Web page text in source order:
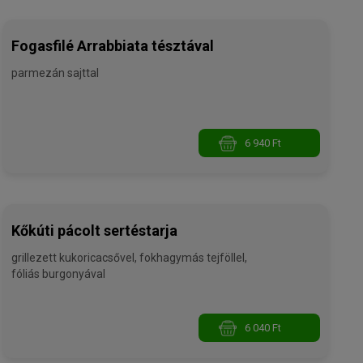
Fogasfilé Arrabbiata tésztával
parmezán sajttal
6 940 Ft
Kőkúti pácolt sertéstarja
grillezett kukoricacsővel, fokhagymás tejföllel,
fóliás burgonyával
6 040 Ft